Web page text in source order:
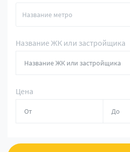
Название ЖК или застройщика
Цена